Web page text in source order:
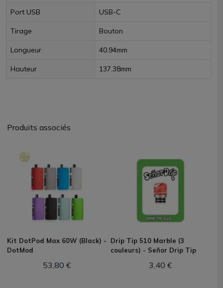
Port USB USB-C
Tirage Bouton
Longueur 40.94mm
Hauteur 137.38mm
Produits associés
Kit DotPod Max 60W (Black) -
DotMod
53,80 €
Drip Tip 510 Marble (3
couleurs) - Señor Drip Tip
3,40 €